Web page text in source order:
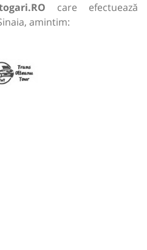
care efectuează
amintim: